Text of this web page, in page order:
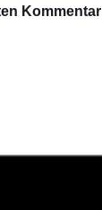
Kommentar